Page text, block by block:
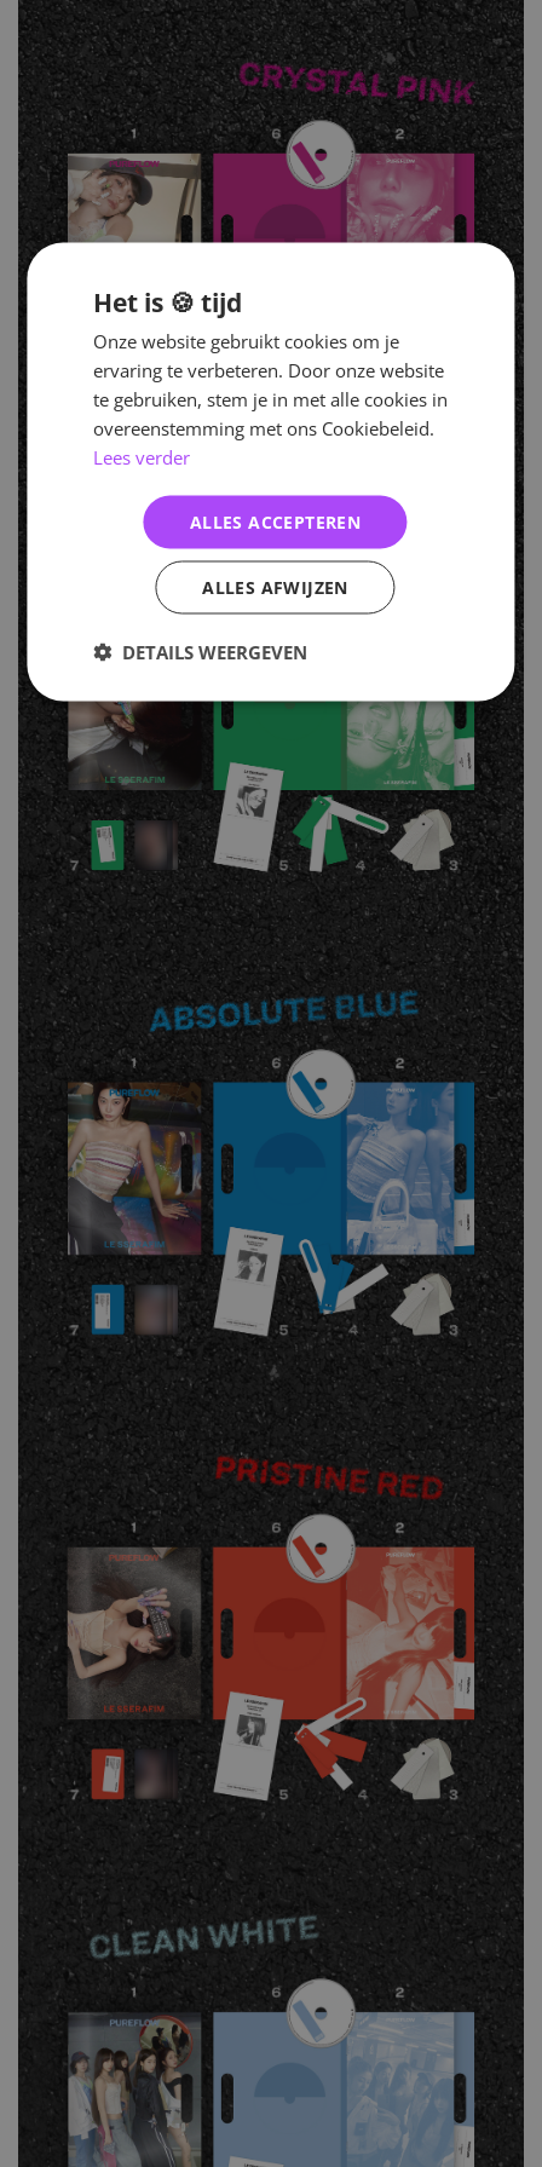
Het is 🍪 tijd
Onze website gebruikt cookies om je
ervaring te verbeteren. Door onze website
te gebruiken, stem je in met alle cookies in
overeenstemming met ons Cookiebeleid.
Lees verder
ALLES ACCEPTEREN
ALLES AFWIJZEN
DETAILS WEERGEVEN